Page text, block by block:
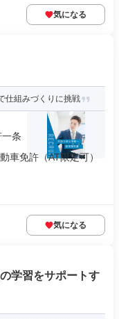
気になる
仕組みづくりに挑戦
条
車免許（AT限定可）
気になる
学習をサポートす